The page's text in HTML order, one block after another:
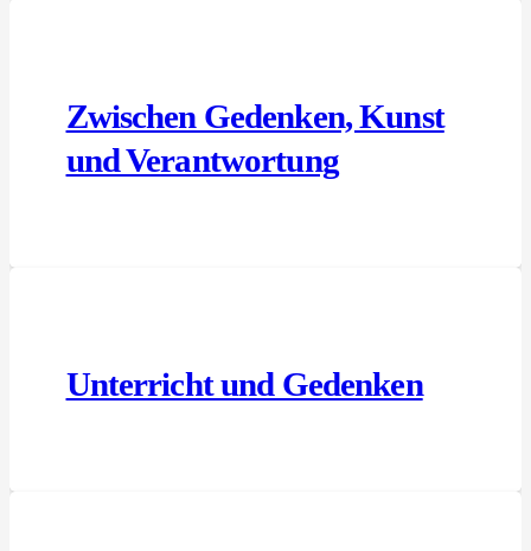
Zwischen Gedenken, Kunst
und Verantwortung
Unterricht und Gedenken